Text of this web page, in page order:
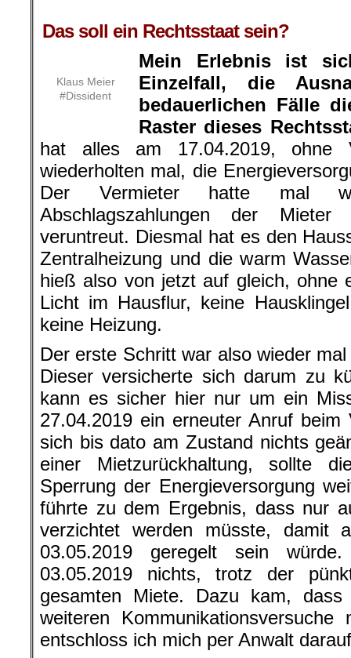
Das soll ein Rechtsstaat sein?
Klaus Meier
#Dissident
Mein Erlebnis ist
Einzelfall, die
bedauerlichen Fälle
Raster dieses
hat alles am 17.04.2019, ohne
wiederholten mal, die
Der Vermieter hatte mal
Abschlagszahlungen der
veruntreut. Diesmal hat es den
Zentralheizung und die warm
hieß also von jetzt auf gleich, ohne
Licht im Hausflur, keine
keine Heizung.
Der erste Schritt war also wieder
Dieser versicherte sich darum zu
kann es sicher hier nur um ein
27.04.2019 ein erneuter Anruf beim
sich bis dato am Zustand nichts
einer Mietzurückhaltung, sollte
Sperrung der Energieversorgung
führte zu dem Ergebnis, dass nur
verzichtet werden müsste, damit
03.05.2019 geregelt sein
03.05.2019 nichts, trotz der
gesamten Miete. Dazu kam,
weiteren
entschloss ich mich per Anwalt